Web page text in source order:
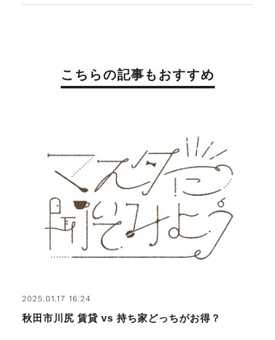
こちらの記事もおすすめ
2025.01.17 16:24
秋田市川尻 賃貸 vs 持ち家どっちがお得？